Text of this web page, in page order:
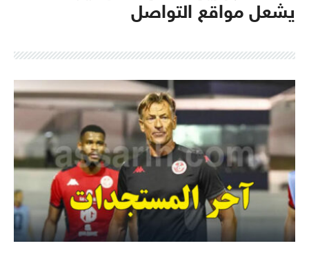
يشعل مواقع التواصل